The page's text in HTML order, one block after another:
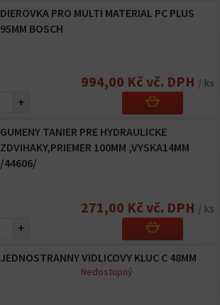
DIEROVKA PRO MULTI MATERIAL PC PLUS
95MM BOSCH
994,00 Kč vč. DPH / ks
+
GUMENY TANIER PRE HYDRAULICKE
ZDVIHAKY,PRIEMER 100MM ,VYSKA14MM
/44606/
271,00 Kč vč. DPH / ks
+
JEDNOSTRANNY VIDLICOVY KLUC C 48MM
Nedostupný